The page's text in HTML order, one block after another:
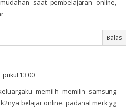
saat pembelajaran online,
Balas
pukul 13.00
memilih memilih samsung
belajar online. padahal merk yg